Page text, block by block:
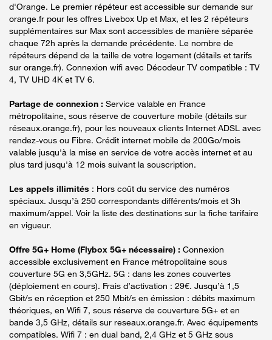
d'Orange. Le premier répéteur est accessible sur demande sur
orange.fr pour les offres Livebox Up et Max, et les 2 répéteurs
supplémentaires sur Max sont accessibles de manière séparée
chaque 72h après la demande précédente. Le nombre de
répéteurs dépend de la taille de votre logement (détails et tarifs
sur orange.fr). Connexion wifi avec Décodeur TV compatible : TV
4, TV UHD 4K et TV 6.
Partage de connexion : Service valable en France
métropolitaine, sous réserve de couverture mobile (détails sur
réseaux.orange.fr), pour les nouveaux clients Internet ADSL avec
rendez-vous ou Fibre. Crédit internet mobile de 200Go/mois
valable jusqu'à la mise en service de votre accès internet et au
plus tard jusqu'à 12 mois suivant la souscription.
Les appels illimités : Hors coût du service des numéros
spéciaux. Jusqu’à 250 correspondants différents/mois et 3h
maximum/appel. Voir la liste des destinations sur la fiche tarifaire
en vigueur.
Offre 5G+ Home (Flybox 5G+ nécessaire) : Connexion
accessible exclusivement en France métropolitaine sous
couverture 5G en 3,5GHz. 5G : dans les zones couvertes
(déploiement en cours). Frais d’activation : 29€. Jusqu’à 1,5
Gbit/s en réception et 250 Mbit/s en émission : débits maximum
théoriques, en Wifi 7, sous réserve de couverture 5G+ et en
bande 3,5 GHz, détails sur reseaux.orange.fr. Avec équipements
compatibles. Wifi 7 : en dual band, 2,4 GHz et 5 GHz sous